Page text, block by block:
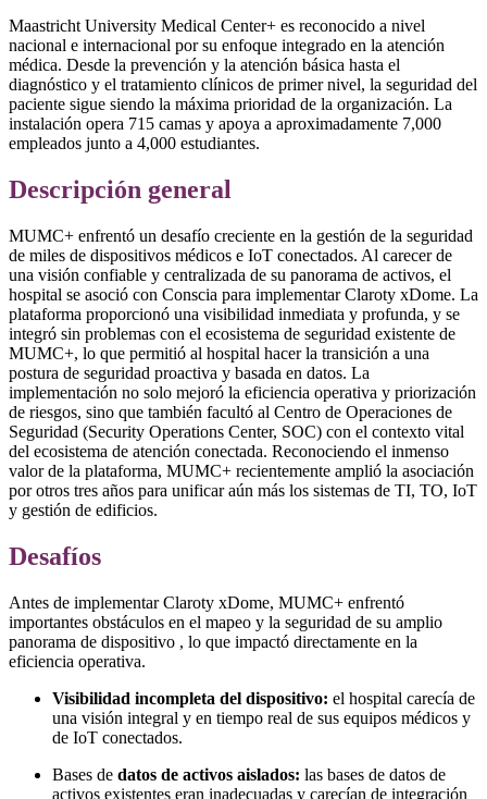
Maastricht University Medical Center+ es reconocido a nivel
nacional e internacional por su enfoque integrado en la atención
médica. Desde la prevención y la atención básica hasta el
diagnóstico y el tratamiento clínicos de primer nivel, la seguridad del
paciente sigue siendo la máxima prioridad de la organización. La
instalación opera 715 camas y apoya a aproximadamente 7,000
empleados junto a 4,000 estudiantes.
Descripción general
MUMC+ enfrentó un desafío creciente en la gestión de la seguridad
de miles de dispositivos médicos e IoT conectados. Al carecer de
una visión confiable y centralizada de su panorama de activos, el
hospital se asoció con Conscia para implementar Claroty xDome. La
plataforma proporcionó una visibilidad inmediata y profunda, y se
integró sin problemas con el ecosistema de seguridad existente de
MUMC+, lo que permitió al hospital hacer la transición a una
postura de seguridad proactiva y basada en datos. La
implementación no solo mejoró la eficiencia operativa y priorización
de riesgos, sino que también facultó al Centro de Operaciones de
Seguridad (Security Operations Center, SOC) con el contexto vital
del ecosistema de atención conectada. Reconociendo el inmenso
valor de la plataforma, MUMC+ recientemente amplió la asociación
por otros tres años para unificar aún más los sistemas de TI, TO, IoT
y gestión de edificios.
Desafíos
Antes de implementar Claroty xDome, MUMC+ enfrentó
importantes obstáculos en el mapeo y la seguridad de su amplio
panorama de dispositivo , lo que impactó directamente en la
eficiencia operativa.
Visibilidad incompleta del dispositivo: el hospital carecía de
una visión integral y en tiempo real de sus equipos médicos y
de IoT conectados.
Bases de datos de activos aislados: las bases de datos de
activos existentes eran inadecuadas y carecían de integración